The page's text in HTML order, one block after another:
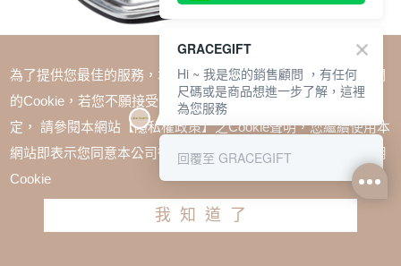
薛妞妞聯名-河畔女郎澎澎軟墊雙帶涼鞋 銀
為了提供您最佳的服務，本網站會在您的電腦中放置並取用我們
的Cookie，若您不願接受Cookie時應如何變更電腦的Cookie設
定， 請參閱本網站【隱私權政策】之Cookie聲明，您繼續使用本
網站即表示您同意本公司得按本網站使用條款之Cookie聲明使用
Cookie
我知道了
GRACEGIFT
Hi ~ 我是您的銷售顧問 ，有任何
尺碼或是商品想進一步了解，這裡
為您服務
回覆至 GRACEGIFT